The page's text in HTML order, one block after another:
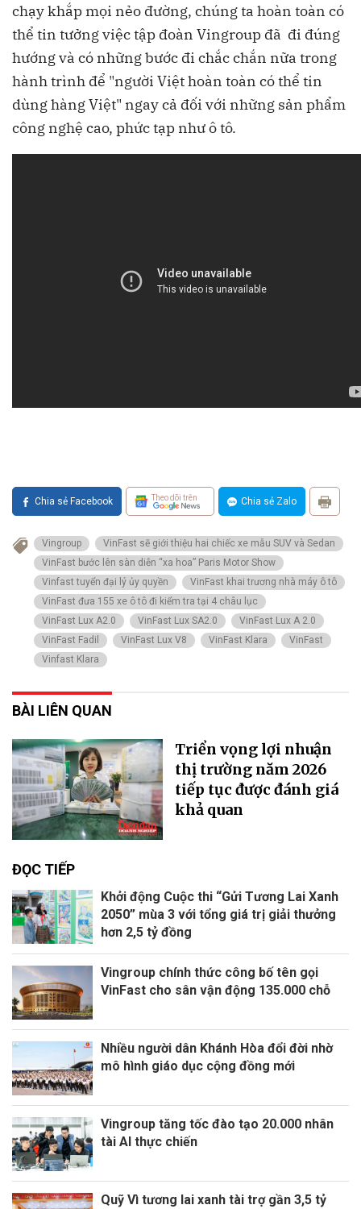
chạy khắp mọi nẻo đường, chúng ta hoàn toàn có
thể tin tưởng việc tập đoàn Vingroup đã đi đúng
hướng và có những bước đi chắc chắn nữa trong
hành trình để "người Việt hoàn toàn có thể tin
dùng hàng Việt" ngay cả đối với những sản phẩm
công nghệ cao, phức tạp như ô tô.
Chia sẻ Facebook Theo dõi trên Chia sẻ Zalo
Vingroup
VinFast sẽ giới thiệu hai chiếc xe mẫu SUV và Sedan
VinFast bước lên sàn diễn “xa hoa” Paris Motor Show
Vinfast tuyển đại lý ủy quyền
VinFast khai trương nhà máy ô tô
VinFast đưa 155 xe ô tô đi kiểm tra tại 4 châu lục
VinFast Lux A2.0
VinFast Lux SA2.0
VinFast Lux A 2.0
VinFast Fadil
VinFast Lux V8 VinFast Klara
VinFast
Vinfast Klara
BÀI LIÊN QUAN
Triển vọng lợi nhuận
thị trường năm 2026
tiếp tục được đánh giá
khả quan
ĐỌC TIẾP
Khởi động Cuộc thi “Gửi Tương Lai Xanh
2050” mùa 3 với tổng giá trị giải thưởng
hơn 2,5 tỷ đồng
Vingroup chính thức công bố tên gọi
VinFast cho sân vận động 135.000 chỗ
Nhiều người dân Khánh Hòa đổi đời nhờ
mô hình giáo dục cộng đồng mới
Vingroup tăng tốc đào tạo 20.000 nhân
tài AI thực chiến
Quỹ Vì tương lai xanh tài trợ gần 3,5 tỷ